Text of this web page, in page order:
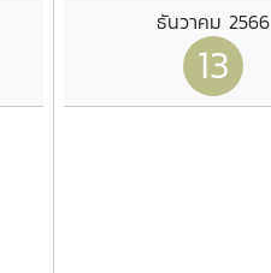
ธันวาคม 2566
13